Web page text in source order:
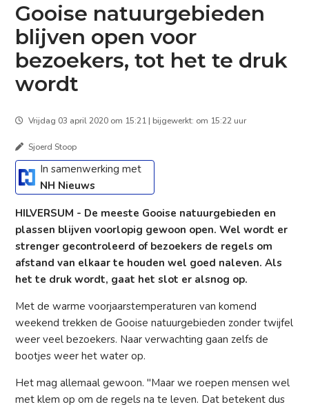
Gooise natuurgebieden
blijven open voor
bezoekers, tot het te druk
wordt
Vrijdag 03 april 2020 om 15:21 | bijgewerkt: om 15:22 uur
Sjoerd Stoop
In samenwerking met
NH Nieuws
HILVERSUM - De meeste Gooise natuurgebieden en
plassen blijven voorlopig gewoon open. Wel wordt er
strenger gecontroleerd of bezoekers de regels om
afstand van elkaar te houden wel goed naleven. Als
het te druk wordt, gaat het slot er alsnog op.
Met de warme voorjaarstemperaturen van komend
weekend trekken de Gooise natuurgebieden zonder twijfel
weer veel bezoekers. Naar verwachting gaan zelfs de
bootjes weer het water op.
Het mag allemaal gewoon. "Maar we roepen mensen wel
met klem op om de regels na te leven. Dat betekent dus